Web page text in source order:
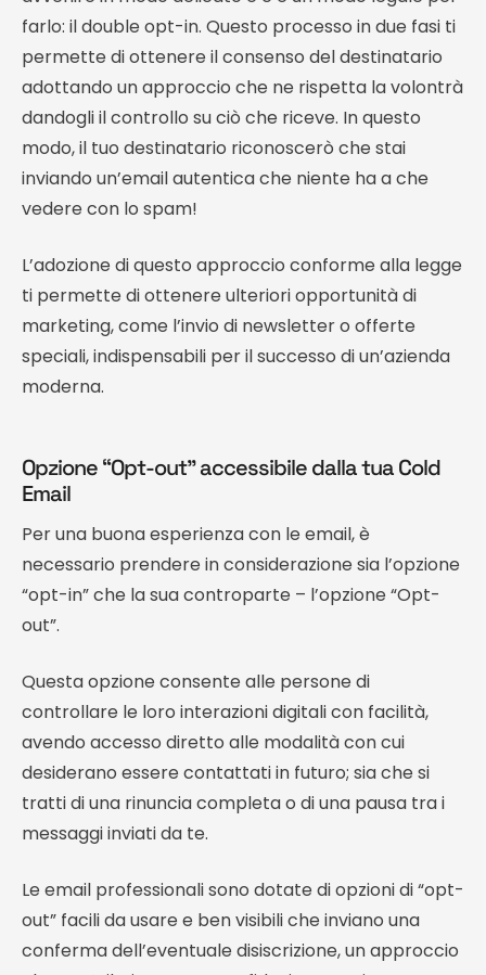
farlo: il double opt-in. Questo processo in due fasi ti
permette di ottenere il consenso del destinatario
adottando un approccio che ne rispetta la volontrà
dandogli il controllo su ciò che riceve. In questo
modo, il tuo destinatario riconoscerò che stai
inviando un’email autentica che niente ha a che
vedere con lo spam!
L’adozione di questo approccio conforme alla legge
ti permette di ottenere ulteriori opportunità di
marketing, come l’invio di newsletter o offerte
speciali, indispensabili per il successo di un’azienda
moderna.
Opzione “Opt-out” accessibile dalla tua Cold
Email
Per una buona esperienza con le email, è
necessario prendere in considerazione sia l’opzione
“opt-in” che la sua controparte – l’opzione “Opt-
out”.
Questa opzione consente alle persone di
controllare le loro interazioni digitali con facilità,
avendo accesso diretto alle modalità con cui
desiderano essere contattati in futuro; sia che si
tratti di una rinuncia completa o di una pausa tra i
messaggi inviati da te.
Le email professionali sono dotate di opzioni di “opt-
out” facili da usare e ben visibili che inviano una
conferma dell’eventuale disiscrizione, un approccio